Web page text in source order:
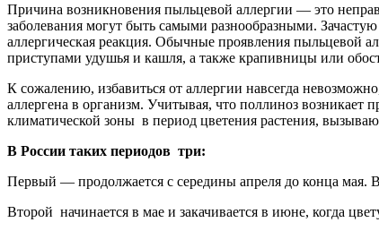
Причина возникновения пыльцевой аллергии — это
заболевания могут быть самыми разнообразными.
аллергическая реакция. Обычные проявления пыльцевой
приступами удушья и кашля, а также крапивницы или
К сожалению, избавиться от аллергии навсегда
аллергена в организм. Учитывая, что поллиноз
климатической зоны в период цветения растения,
В России таких периодов три:
Первый — продолжается с середины апреля до конца мая.
Второй начинается в мае и закачивается в июне, когда